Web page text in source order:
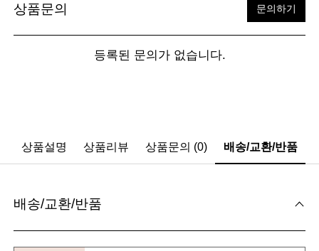
상품문의 문의하기
등록된 문의가 없습니다.
상품설명 상품리뷰 상품문의 (0) 배송/교환/반품
배송/교환/반품